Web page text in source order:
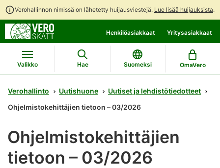
Verohallinnon nimissä on lähetetty huijausviestejä. Lue lisää huijauksista.
suoraan
sisältöön
koko
sivuston
hakuun
Henkilöasiakkaat Yritysasiakkaat
Valikko Hae Suomeksi OmaVero
Verohallinto Uutishuone
Uutiset ja lehdistötiedotteet
Ohjelmistokehittäjien tietoon – 03/2026
Ohjelmistokehittäjien
tietoon – 03/2026